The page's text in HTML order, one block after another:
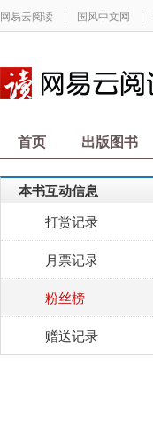
网易云阅读 | 国风中文网 |
首页 出版图书
本书互动信息
打赏记录
月票记录
粉丝榜
赠送记录